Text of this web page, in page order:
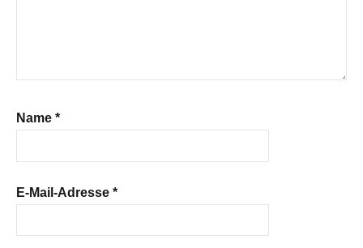
Name *
E-Mail-Adresse *